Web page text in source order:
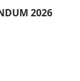
2026